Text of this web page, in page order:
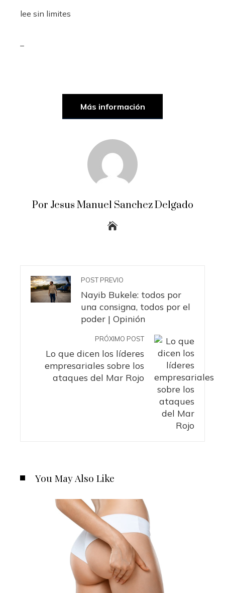
lee sin limites
Más información
Por Jesus Manuel Sanchez Delgado
POST PREVIO
Nayib Bukele: todos por
una consigna, todos por el
poder | Opinión
PRÓXIMO POST
Lo que dicen los líderes
empresariales sobre los
ataques del Mar Rojo
You May Also Like